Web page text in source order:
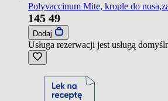
Polyvaccinum Mite, krople do
145 49
Dodaj
Usługa rezerwacji jest usługą